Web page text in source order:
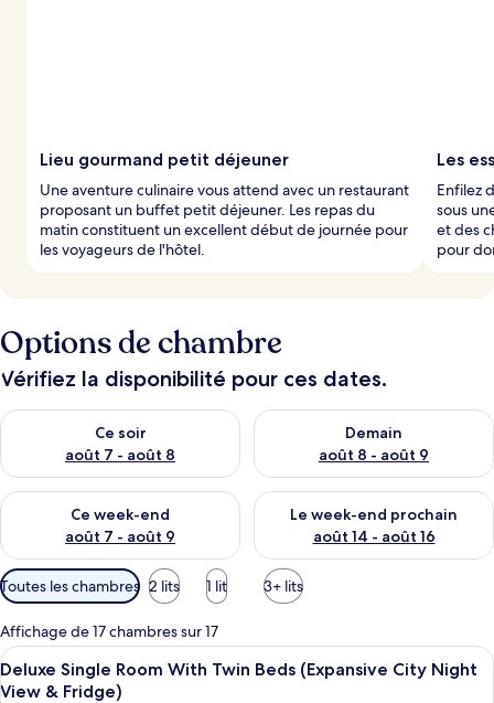
Lieu gourmand petit déjeuner
Une aventure culinaire vous attend avec un restaurant
proposant un buffet petit déjeuner. Les repas du
matin constituent un excellent début de journée pour
les voyageurs de l'hôtel.
Les
Enfilez
sous
et des
pour
Options de chambre
Vérifiez la disponibilité pour ces dates.
Ce soir
août 7 - août 8
Vérifier la disponibilité pour ce soir août 7 - août 8
Demain
août 8 - août 9
Vérifier la disponibilité pour
Ce week-end
août 7 - août 9
Vérifier la disponibilité pour ce week-end août 7 - août 9
Le week-end prochain
août 14 - août 16
Vérifier la disponibilité pour
Filtres
disponibles
pour
les
chambres
Toutes les chambres 2 lits 1 lit 3+ lits
Affichage de 17 chambres sur 17
Afficher
toutes
1 chambre, couette en duvet d'oie,
4
Deluxe Single Room With Twin Beds (Expansive City Night
View & Fridge)